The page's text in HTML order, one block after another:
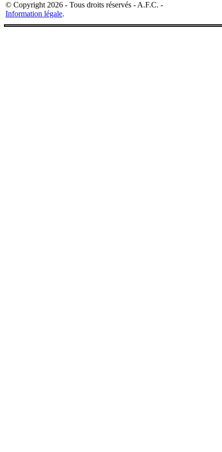
© Copyright 2026 - Tous droits réservés - A.F.C. -
Information légale.